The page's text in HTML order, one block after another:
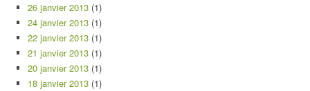
26 janvier 2013 (1)
24 janvier 2013 (1)
22 janvier 2013 (1)
21 janvier 2013 (1)
20 janvier 2013 (1)
18 janvier 2013 (1)